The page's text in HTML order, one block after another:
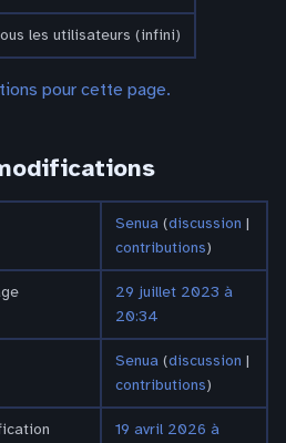
les utilisateurs (infini)
pour cette page.
Senua (discussion |
contributions)
29 juillet 2023 à
20:34
Senua (discussion |
contributions)
19 avril 2026 à